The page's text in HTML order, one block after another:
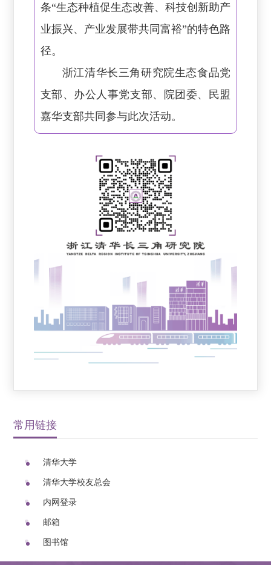
条“生态种植促生态改善、科技创新助产
业振兴、产业发展带共同富裕”的特色路
径。
浙江清华长三角研究院生态食品党
支部、办公人事党支部、院团委、民盟
嘉华支部共同参与此次活动。
常用链接
清华大学
清华大学校友总会
内网登录
邮箱
图书馆